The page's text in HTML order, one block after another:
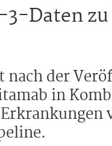
Daten
nach der
in